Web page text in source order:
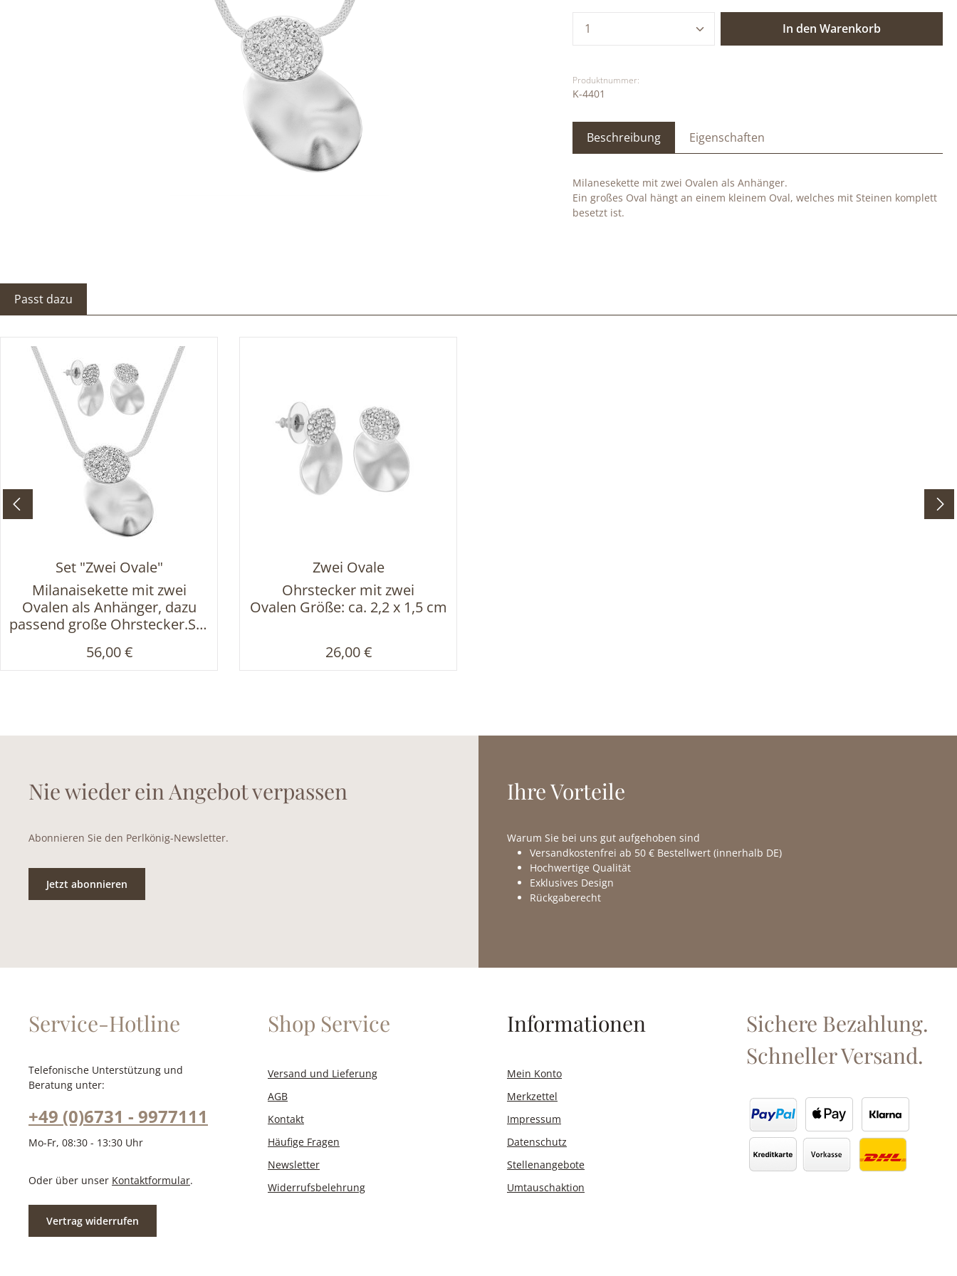
Produkt Anzahl: Gib den gewünschten Wert
In den Warenkorb
Produktnummer:
K-4401
Beschreibung Eigenschaften
Milanesekette mit zwei Ovalen als Anhänger.
Ein großes Oval hängt an einem kleinem Oval, welches mit Steinen komplett
besetzt ist.
Passt dazu
Produktgalerie überspringen
Set "Zwei Ovale"
Milanaisekette mit zwei
Ovalen als Anhänger, dazu
passend große Ohrstecker.Set
4401
Regulärer Preis:
56,00 €
Zwei Ovale
Ohrstecker mit zwei
Ovalen Größe: ca. 2,2 x 1,5 cm
Regulärer Preis:
26,00 €
Nie wieder ein Angebot verpassen
Abonnieren Sie den Perlkönig-Newsletter.
Jetzt abonnieren
Ihre Vorteile
Warum Sie bei uns gut aufgehoben sind
Versandkostenfrei ab 50 € Bestellwert (innerhalb DE)
Hochwertige Qualität
Exklusives Design
Rückgaberecht
Service-Hotline
Telefonische Unterstützung und
Beratung unter:
+49 (0)6731 - 9977111
Mo-Fr, 08:30 - 13:30 Uhr
Oder über unser Kontaktformular.
Vertrag widerrufen
Shop Service
Versand und Lieferung
AGB
Kontakt
Häufige Fragen
Newsletter
Widerrufsbelehrung
Informationen
Mein Konto
Merkzettel
Impressum
Datenschutz
Stellenangebote
Umtauschaktion
Sichere Bezahlung.
Schneller Versand.